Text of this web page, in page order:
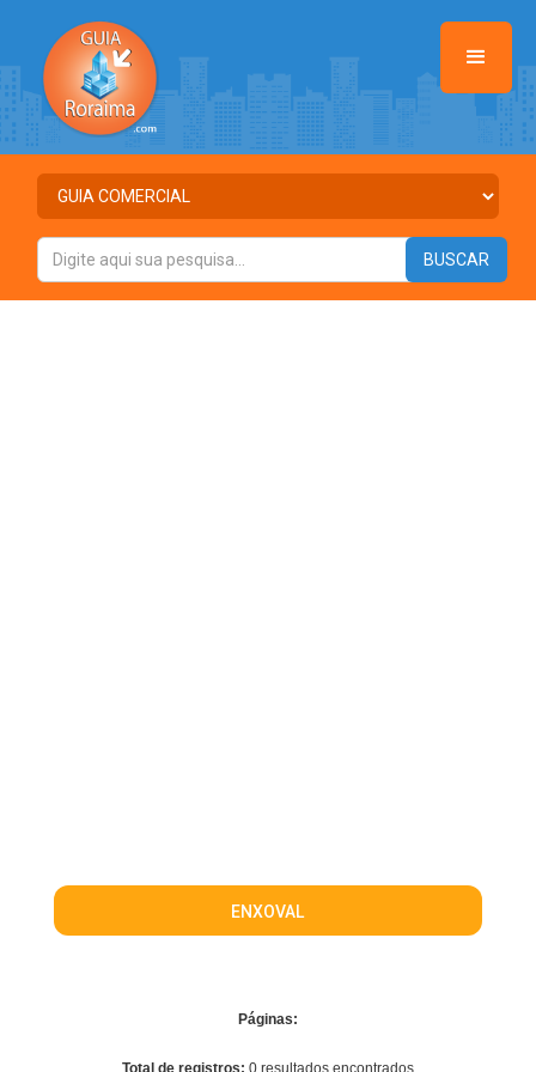
ENXOVAL
Páginas:
Total de registros: 0 resultados encontrados